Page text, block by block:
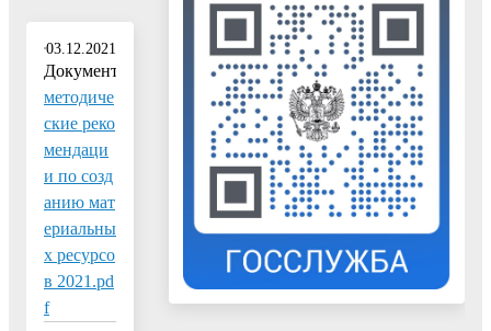
03.12.2021
Документ:
методиче
ские реко
мендаци
и по созд
анию мат
ериальны
х ресурсо
в 2021.pd
f